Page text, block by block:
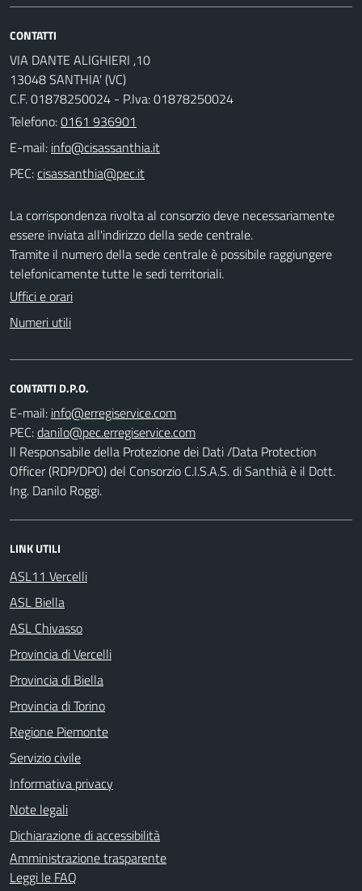
CONTATTI
VIA DANTE ALIGHIERI ,10
13048 SANTHIA' (VC)
C.F. 01878250024 - P.Iva: 01878250024
Telefono:0161 936901
E-mail:
PEC:
La corrispondenza rivolta al consorzio deve necessariamente
essere inviata all'indirizzo della sede centrale.
Tramite il numero della sede centrale è possibile raggiungere
telefonicamente tutte le sedi territoriali.
Uffici e orari
Numeri utili
CONTATTI D.P.O.
E-mail:
PEC:
Il Responsabile della Protezione dei Dati /Data Protection
Officer (RDP/DPO) del Consorzio C.I.S.A.S. di Santhià è il Dott.
Ing. Danilo Roggi.
LINK UTILI
ASL11 Vercelli
ASL Biella
ASL Chivasso
Provincia di Vercelli
Provincia di Biella
Provincia di Torino
Regione Piemonte
Servizio civile
Informativa privacy
Note legali
Dichiarazione di accessibilità
Amministrazione trasparente
Leggi le FAQ